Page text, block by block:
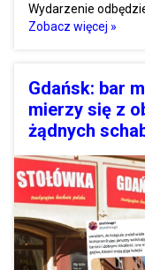
Wydarzenie
Zobacz więcej »
Gdańsk: bar
mierzy się z
żądnych